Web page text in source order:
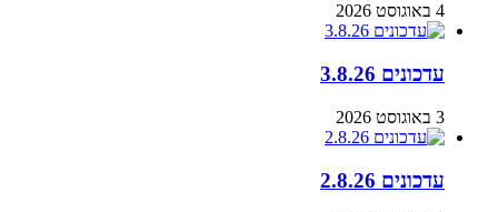
4 באוגוסט 2026
עדכונים 3.8.26
3 באוגוסט 2026
עדכונים 2.8.26